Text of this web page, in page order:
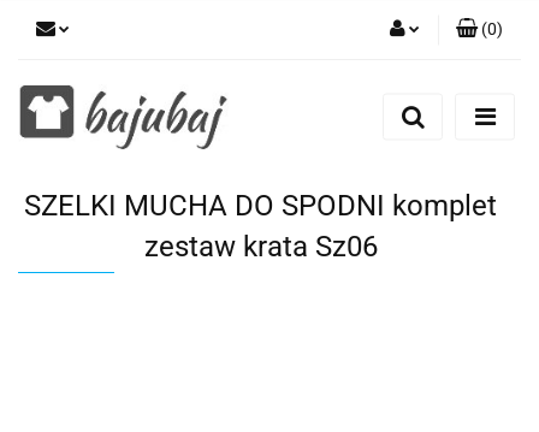
Zarejestruj się
Zgody cookies
(0)
SZELKI MUCHA DO SPODNI komplet
zestaw krata Sz06